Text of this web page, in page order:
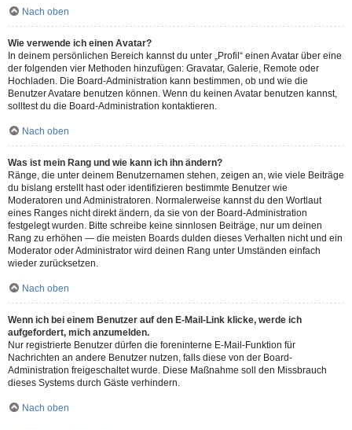
Nach oben
Wie verwende ich einen Avatar?
In deinem persönlichen Bereich kannst du unter „Profil“ einen Avatar über eine
der folgenden vier Methoden hinzufügen: Gravatar, Galerie, Remote oder
Hochladen. Die Board-Administration kann bestimmen, ob und wie die
Benutzer Avatare benutzen können. Wenn du keinen Avatar benutzen kannst,
solltest du die Board-Administration kontaktieren.
Nach oben
Was ist mein Rang und wie kann ich ihn ändern?
Ränge, die unter deinem Benutzernamen stehen, zeigen an, wie viele Beiträge
du bislang erstellt hast oder identifizieren bestimmte Benutzer wie
Moderatoren und Administratoren. Normalerweise kannst du den Wortlaut
eines Ranges nicht direkt ändern, da sie von der Board-Administration
festgelegt wurden. Bitte schreibe keine sinnlosen Beiträge, nur um deinen
Rang zu erhöhen — die meisten Boards dulden dieses Verhalten nicht und ein
Moderator oder Administrator wird deinen Rang unter Umständen einfach
wieder zurücksetzen.
Nach oben
Wenn ich bei einem Benutzer auf den E-Mail-Link klicke, werde ich
aufgefordert, mich anzumelden.
Nur registrierte Benutzer dürfen die foreninterne E-Mail-Funktion für
Nachrichten an andere Benutzer nutzen, falls diese von der Board-
Administration freigeschaltet wurde. Diese Maßnahme soll den Missbrauch
dieses Systems durch Gäste verhindern.
Nach oben